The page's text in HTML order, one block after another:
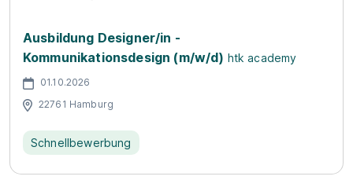
Ausbildung Designer/in -
Kommunikationsdesign (m/w/d) htk academy
01.10.2026
22761 Hamburg
Schnellbewerbung